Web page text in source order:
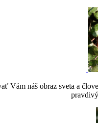
Vám náš obraz sveta a